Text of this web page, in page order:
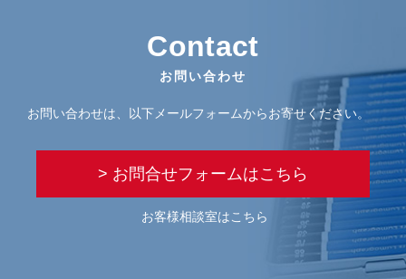
Contact
お問い合わせ
お問い合わせは、以下メールフォームからお寄せください。
> お問合せフォームはこちら
お客様相談室はこちら